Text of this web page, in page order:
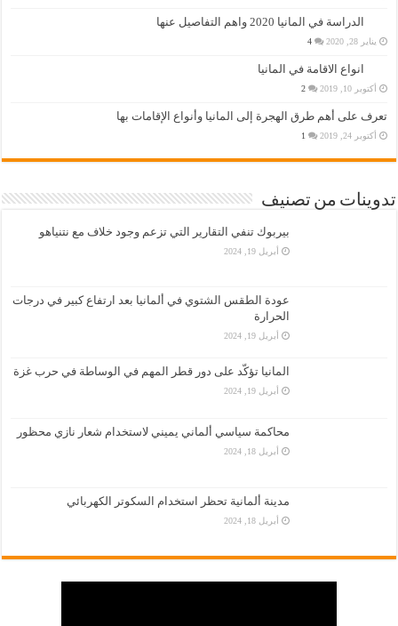
الدراسة في المانيا 2020 واهم التفاصيل عنها
يناير 28, 2020 4
انواع الاقامة في المانيا
أكتوبر 10, 2019 2
تعرف على أهم طرق الهجرة إلى المانيا وأنواع الإقامات بها
أكتوبر 24, 2019 1
تدوينات من تصنيف
بيربوك تنفي التقارير التي تزعم وجود خلاف مع نتنياهو
أبريل 19, 2024
عودة الطقس الشتوي في ألمانيا بعد ارتفاع كبير في درجات
الحرارة
أبريل 19, 2024
المانيا تؤكّد على دور قطر المهم في الوساطة في حرب غزة
أبريل 19, 2024
محاكمة سياسي ألماني يميني لاستخدام شعار نازي محظور
أبريل 18, 2024
مدينة ألمانية تحظر استخدام السكوتر الكهربائي
أبريل 18, 2024